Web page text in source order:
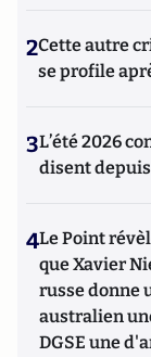
2Cette autre
se profile
3L’été 2026
disent
4Le Point
que Xavier
russe donne
australien
DGSE une